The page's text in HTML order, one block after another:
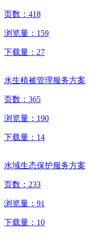
页数： 418
浏览量： 159
下载量： 27
水生植被管理服务方案
页数： 365
浏览量： 190
下载量： 14
水域生态保护服务方案
页数： 233
浏览量： 91
下载量： 10